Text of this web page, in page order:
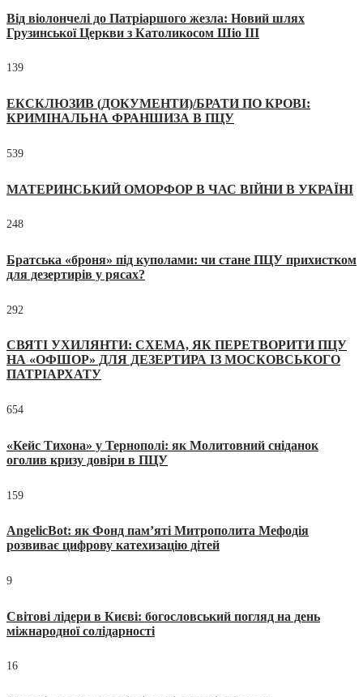
Від віолончелі до Патріаршого жезла: Новий шлях
Грузинської Церкви з Католикосом Шіо III
139
ЕКСКЛЮЗИВ (ДОКУМЕНТИ)/БРАТИ ПО КРОВІ:
КРИМІНАЛЬНА ФРАНШИЗА В ПЦУ
539
МАТЕРИНСЬКИЙ ОМОРФОР В ЧАС ВІЙНИ В УКРАЇНІ
248
Братська «броня» під куполами: чи стане ПЦУ прихистком
для дезертирів у рясах?
292
СВЯТІ УХИЛЯНТИ: СХЕМА, ЯК ПЕРЕТВОРИТИ ПЦУ
НА «ОФШОР» ДЛЯ ДЕЗЕРТИРА ІЗ МОСКОВСЬКОГО
ПАТРІАРХАТУ
654
«Кейс Тихона» у Тернополі: як Молитовний сніданок
оголив кризу довіри в ПЦУ
159
AngelicBot: як Фонд пам’яті Митрополита Мефодія
розвиває цифрову катехизацію дітей
9
Світові лідери в Києві: богословський погляд на день
міжнародної солідарності
16